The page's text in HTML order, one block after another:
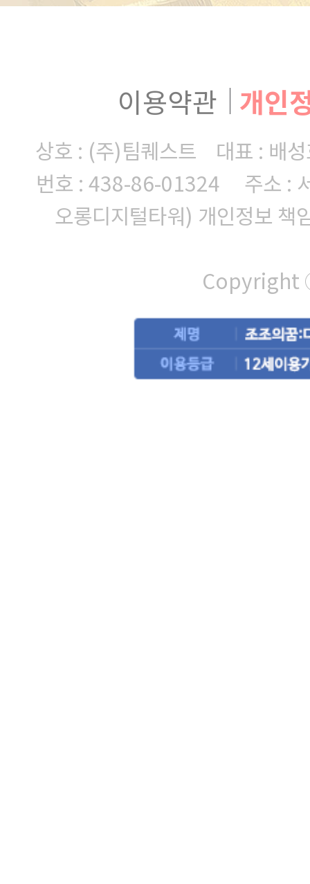
이용약관 개인
상호 : (주)팀퀘스트 대표 : 배
번호 : 438-86-01324
주소 :
오롱디지털타워) 개인정보
Copyright